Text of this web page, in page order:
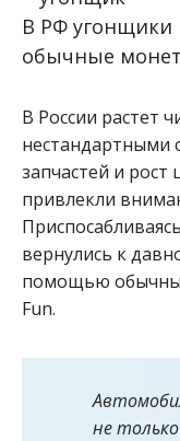
В РФ угонщики
обычные
В России растет
нестандартными
запчастей и
привлекли
вернулись к
помощью
Fun.
не